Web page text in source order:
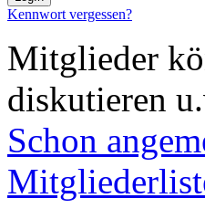
Kennwort vergessen?
Mitglieder
diskutieren
Schon